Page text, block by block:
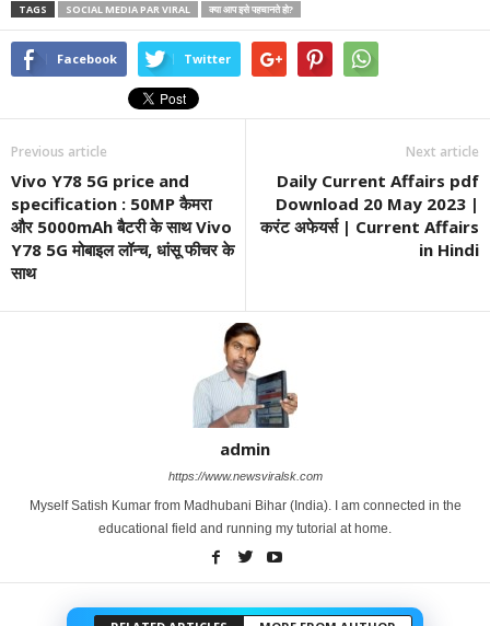
TAGS SOCIAL MEDIA PAR VIRAL क्या आप इसे पहचानते हो?
Facebook Twitter
Previous article
Vivo Y78 5G price and
specification : 50MP कैमरा
और 5000mAh बैटरी के साथ Vivo
Y78 5G मोबाइल लॉन्च, धांसू फीचर के
साथ
Next article
Daily Current Affairs pdf
Download 20 May 2023 |
करंट अफेयर्स | Current Affairs
in Hindi
admin
https://www.newsviralsk.com
Myself Satish Kumar from Madhubani Bihar (India). I am connected in the
educational field and running my tutorial at home.